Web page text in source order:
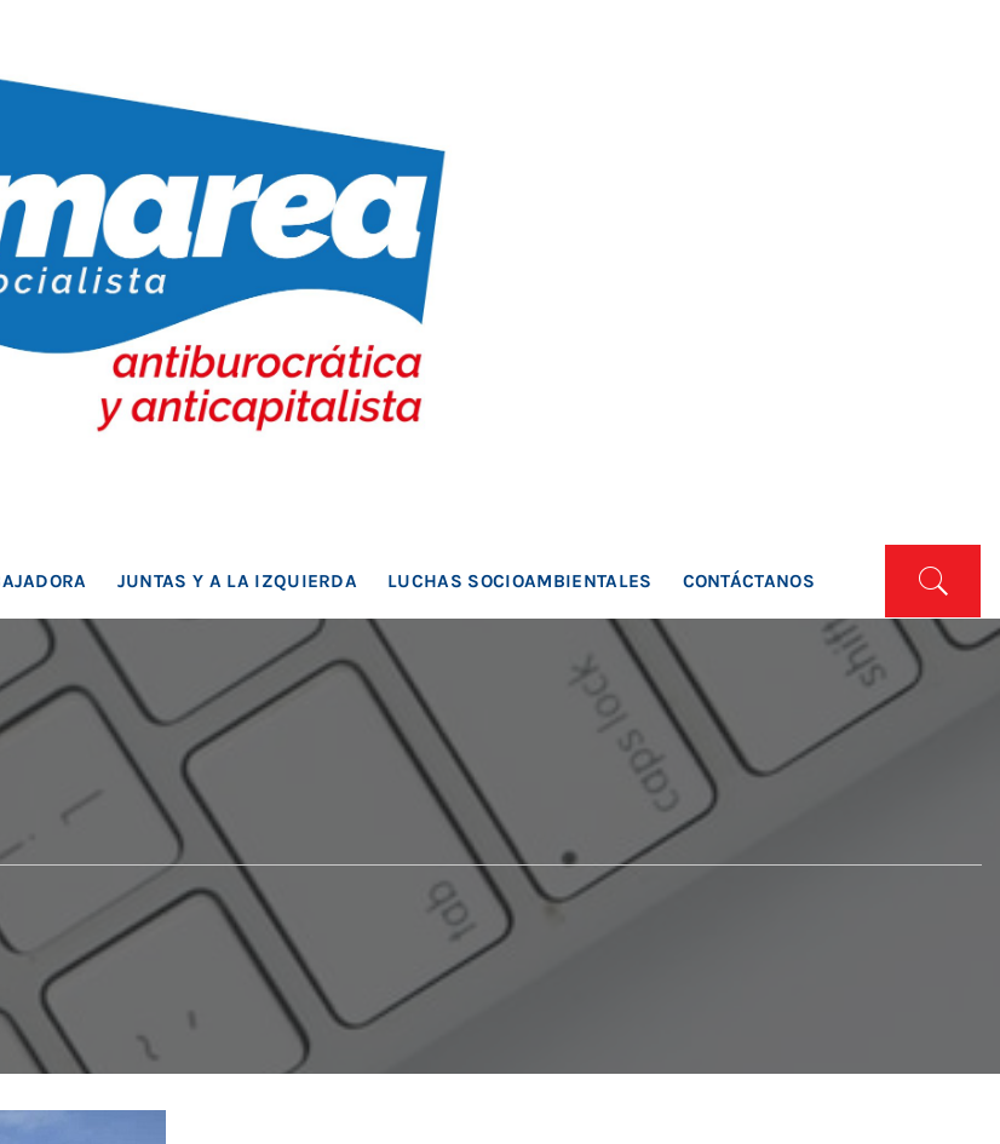
SOCIALISTA
JUNTAS Y A LA IZQUIERDA LUCHAS SOCIOAMBIENTALES CONTÁCTANOS